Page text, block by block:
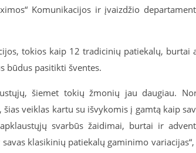
Komunikacijos ir įvaizdžio
tokios kaip 12 tradicinių patiekalų, burtai
būdus pasitikti šventes.
šiemet tokių žmonių jau daugiau.
veiklas kartu su išvykomis į gamtą kaip
svarbūs žaidimai, burtai ir
klasikinių patiekalų gaminimo variacijas“,